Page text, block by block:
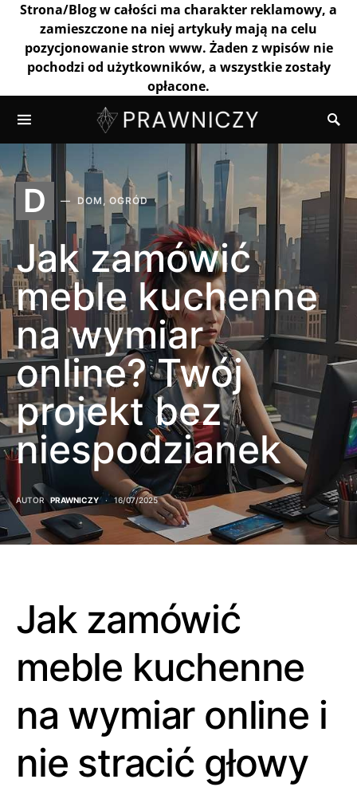
Strona/Blog w całości ma charakter reklamowy, a
zamieszczone na niej artykuły mają na celu
pozycjonowanie stron www. Żaden z wpisów nie
pochodzi od użytkowników, a wszystkie zostały
opłacone.
D DOM, OGRÓD
Jak zamówić
meble kuchenne
na wymiar
online? Twój
projekt bez
niespodzianek
AUTOR PRAWNICZY 16/07/2025
Jak zamówić
meble kuchenne
na wymiar online i
nie stracić głowy